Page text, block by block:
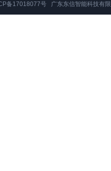
备17018077号 广东东信智能科技有